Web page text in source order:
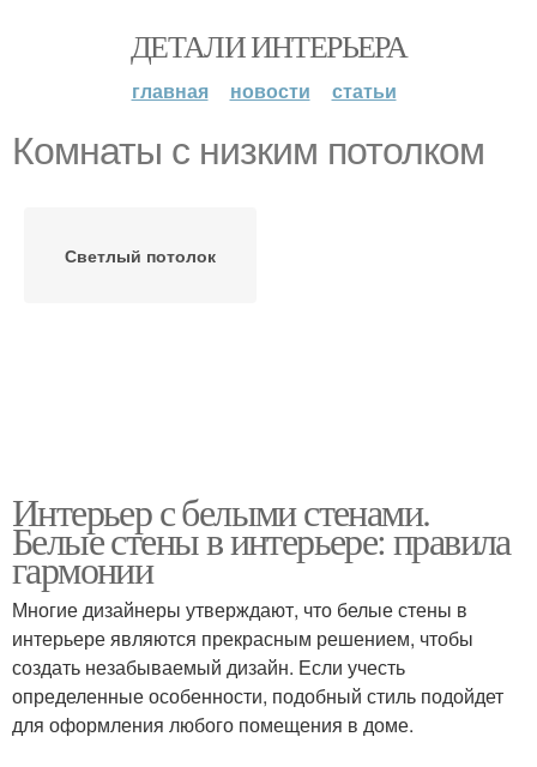
ДЕТАЛИ ИНТЕРЬЕРА
главная новости статьи
Комнаты с низким потолком
Светлый потолок
Интерьер с белыми стенами.
Белые стены в интерьере: правила
гармонии
Многие дизайнеры утверждают, что белые стены в
интерьере являются прекрасным решением, чтобы
создать незабываемый дизайн. Если учесть
определенные особенности, подобный стиль подойдет
для оформления любого помещения в доме.